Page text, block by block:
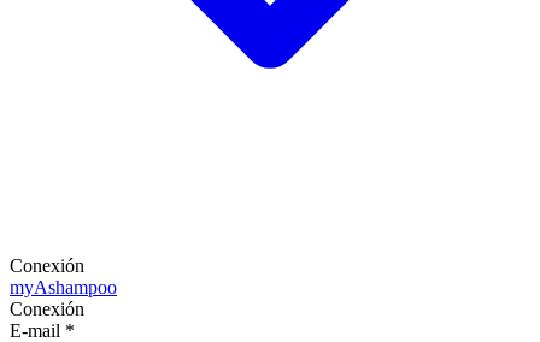
Conexión
myAshampoo
Conexión
E-mail *